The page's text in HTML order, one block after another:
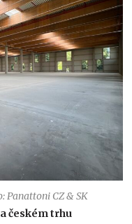
Panattoni CZ & SK
českém trhu